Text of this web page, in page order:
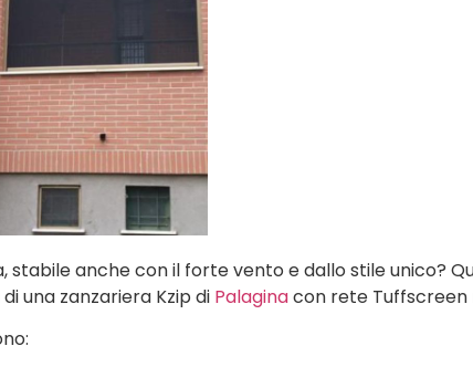
stabile anche con il forte vento e dallo stile unico?
una zanzariera Kzip di Palaginacon rete Tuffscreen